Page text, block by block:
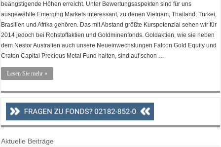
beängstigende Höhen erreicht. Unter Bewertungsaspekten sind für uns
ausgewählte Emerging Markets interessant, zu denen Vietnam, Thailand, Türkei,
Brasilien und Afrika gehören. Das mit Abstand größte Kurspotenzial sehen wir für
2014 jedoch bei Rohstoffaktien und Goldminenfonds. Goldaktien, wie sie neben
dem Nestor Australien auch unsere Neueinwechslungen Falcon Gold Equity und
Craton Capital Precious Metal Fund halten, sind auf schon …
Lesen Sie mehr »
Aktuelle Beiträge